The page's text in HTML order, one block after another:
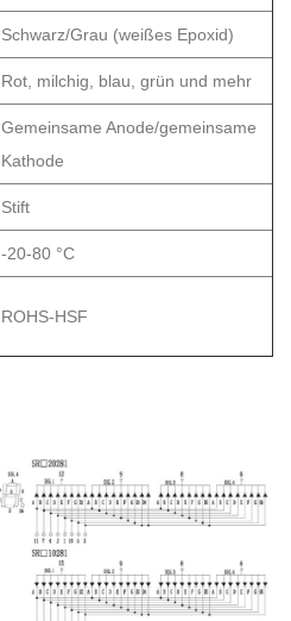
Schwarz/Grau (weißes Epoxid)
Rot, milchig, blau, grün und mehr
Gemeinsame Anode/gemeinsame
Kathode
Stift
-20-80 °C
ROHS-HSF